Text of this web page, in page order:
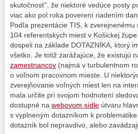
skutočnosť“, že niektoré vedúce posty
viac ako pol roka poverení riadením
Podľa prezentácie TIS, k
104 referentských miest v Košickej
dospeli na základe DOTAZNÍKA, ktorý
všetko. Je totiž zarážajúce, že existujú
zamestnancov (najmä v turbulentnom
o voľnom pracovnom mieste. U
zverejňovanie voľných miest len na
mala určite pri svojom hodnotení
dostupné na webovom sídle útvaru
s vyplneným dotazníkom k
dotazník bol nepravdivo, alebo